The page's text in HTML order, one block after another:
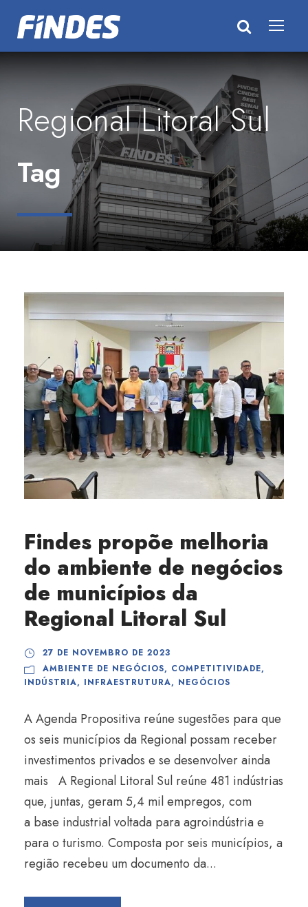
Regional Litoral Sul
Tag
Findes propõe melhoria
do ambiente de negócios
de municípios da
Regional Litoral Sul
27 DE NOVEMBRO DE 2023
AMBIENTE DE NEGÓCIOS, COMPETITIVIDADE,
INDÚSTRIA, INFRAESTRUTURA, NEGÓCIOS
A Agenda Propositiva reúne sugestões para que
os seis municípios da Regional possam receber
investimentos privados e se desenvolver ainda
mais A Regional Litoral Sul reúne 481 indústrias
que, juntas, geram 5,4 mil empregos, com
a base industrial voltada para agroindústria e
para o turismo. Composta por seis municípios, a
região recebeu um documento da...